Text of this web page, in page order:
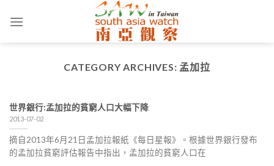
CATEGORY ARCHIVES: 孟加拉
世界銀行:孟加拉的貧窮人口大幅下降
2013-07-02
摘自2013年6月21日孟加拉報紙《每日星報》。根據世界銀行發布
的孟加拉貧窮評估報告中指出，孟加拉的貧窮人口在